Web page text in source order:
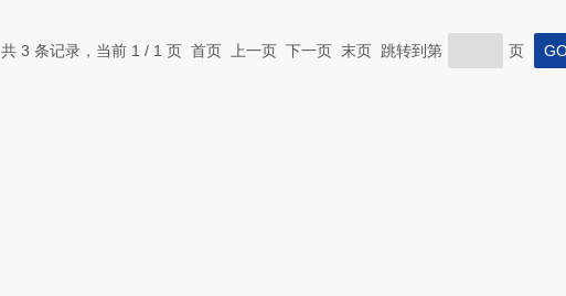
共 3 条记录，当前 1 / 1 页 首页 上一页 下一页 末页 跳转到第 页